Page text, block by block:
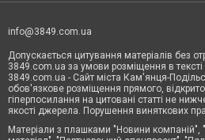
info@3849.com.ua
Допускається цитування матеріалів без
3849.com.ua за умови розміщення в
3849.com.ua - Сайт міста Кам'янця-
обов'язкове розміщення прямого,
гіперпосилання на цитовані статті не
якості джерела. Порушення виняткових
Матеріали з плашками "Новини компаній",